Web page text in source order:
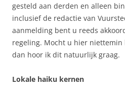
gesteld aan derden en alleen
inclusief de redactie van
aanmelding bent u reeds
regeling. Mocht u hier niettemin
dan hoor ik dit natuurlijk graag.
Lokale haiku kernen